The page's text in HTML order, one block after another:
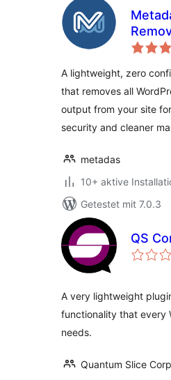
A lightweight, zero
that removes all
output from your site
security and cleaner
metadas
10+ aktive
Getestet mit 7.0.3
QS
A very lightweight
functionality that every
needs.
Quantum Slice